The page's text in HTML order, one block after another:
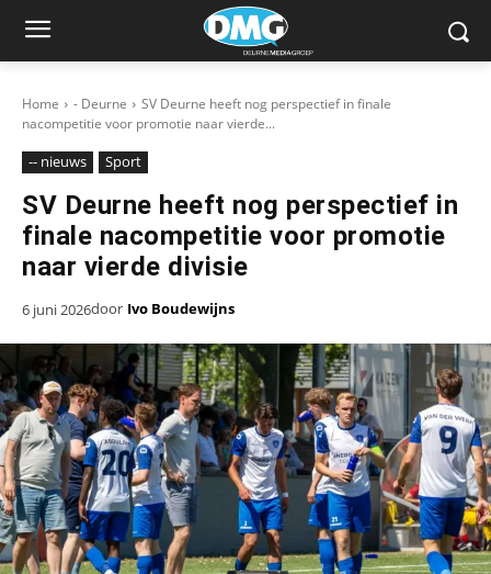
Home - Deurne
SV Deurne heeft nog perspectief in finale
nacompetitie voor promotie naar vierde...
-- nieuws Sport
SV Deurne heeft nog perspectief in
finale nacompetitie voor promotie
naar vierde divisie
6 juni 2026door Ivo Boudewijns